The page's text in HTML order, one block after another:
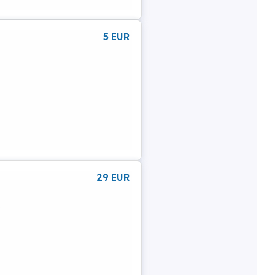
5 EUR
29 EUR